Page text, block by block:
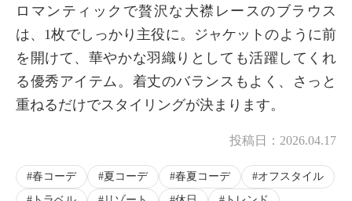
ロマンティックで贅沢な大襟レースのブラウス
は、1枚でしっかり主役に。ジャケットのように前
を開けて、華やかな羽織りとしても活躍してくれ
る優秀アイテム。着丈のバランスもよく、さっと
重ねるだけでスタイリングが決まります。
投稿日： 2026.04.17
春コーデ 夏コーデ 春夏コーデ
オフスタイル